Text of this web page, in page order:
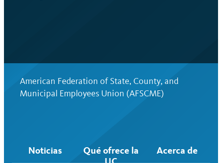
American Federation of State, County, and
Municipal Employees Union (AFSCME)
Noticias
Qué ofrece la
Acerca de